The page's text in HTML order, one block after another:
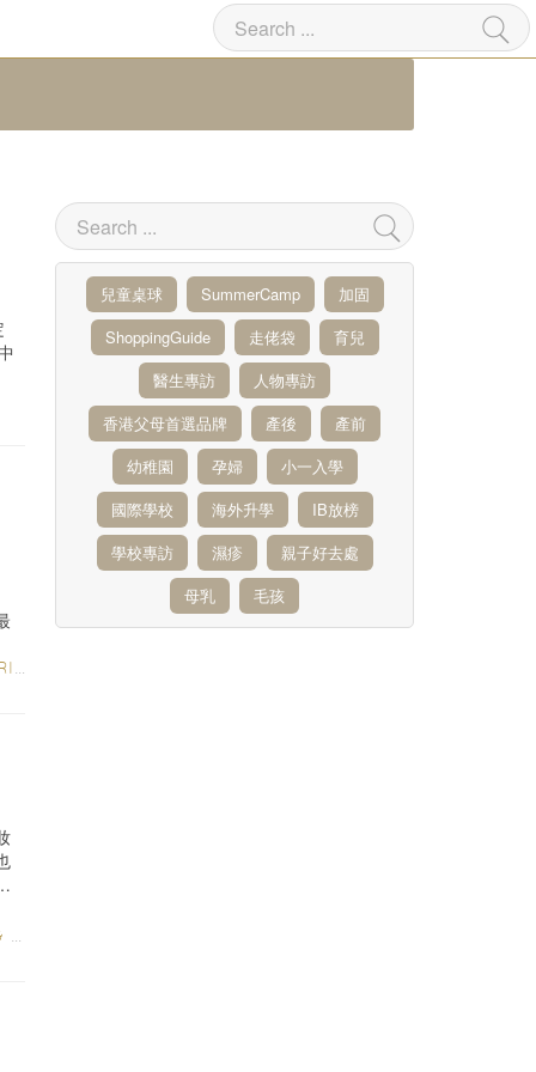
兒童桌球 SummerCamp
加固
ShoppingGuide
走佬袋
育兒
醫生專訪
人物專訪
香港父母首選品牌
產後
產前
幼稚園
孕婦
小一入學
國際學校
海外升學
IB放榜
學校專訪
濕疹
親子好去處
母乳
毛孩